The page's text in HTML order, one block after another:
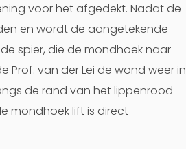
voor het afgedekt. Nadat de
en wordt de aangetekende
spier, die de mondhoek naar
Prof. van der Lei de wond weer in
de rand van het lippenrood
mondhoek lift is direct